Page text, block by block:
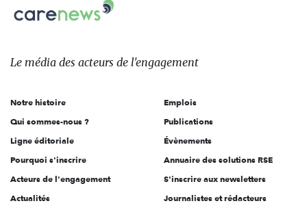
sur:
Carenews,
Le
des
l'engagement
Le média des acteurs de l'engagement
Notre histoire
Qui sommes-nous ?
Ligne éditoriale
Pourquoi s'inscrire
Acteurs de l'engagement
Actualités
Emplois
Publications
Évènements
Annuaire des solutions RSE
S'inscrire aux newsletters
Journalistes et rédacteurs